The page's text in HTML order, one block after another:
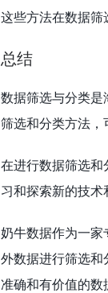
这些方法在数据筛
总结
数据筛选与分类
筛选和分类方法，
在进行数据筛选
习和探索新的技术
奶牛数据作为一
外数据进行筛选
准确和有价值的数